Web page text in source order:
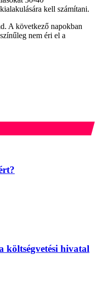
kell számítani.
A következő napokban
nem éri el a
költségvetési hivatal